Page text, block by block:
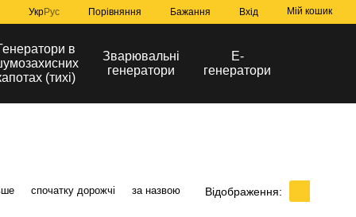
УкрРус Порівняння Бажання Вхід Мій кошик
в
(тихі)
Зварювальні
генератори
Е-
генератори
спочатку дорожчі за назвою Відображення: